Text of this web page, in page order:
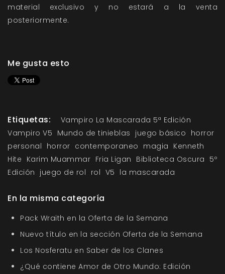
material exclusivo y no estará a la venta
posteriormente.
Me gusta esto
Etiquetas:
Vampiro La Mascarada 5ª Edición
Vampiro V5 Mundo de tinieblas juego básico horror
personal horror contemporaneo magia Kenneth
Hite Karim Muammar Fria Ligan Biblioteca Oscura 5º
Edición juego de rol rol V5 la mascarada
En la misma categoría
Pack Wraith en la Oferta de la Semana
Nuevo título en la sección Oferta de la Semana
Los Nosferatu en Saber de los Clanes
¿Qué contiene Amor de Otro Mundo: Edición